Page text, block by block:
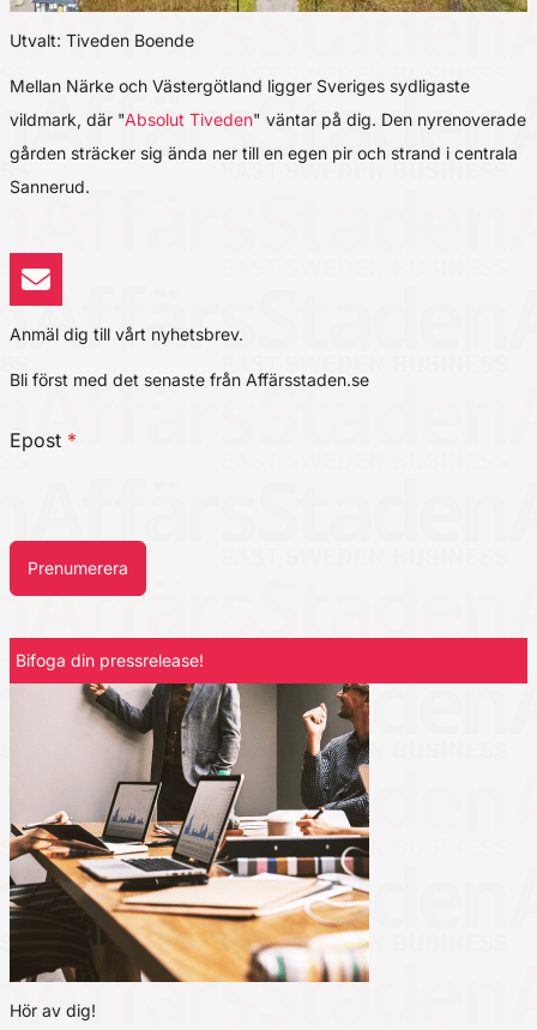
Utvalt: Tiveden Boende
Mellan Närke och Västergötland ligger Sveriges sydligaste
vildmark, där "Absolut Tiveden" väntar på dig. Den nyrenoverade
gården sträcker sig ända ner till en egen pir och strand i centrala
Sannerud.
Anmäl dig till vårt nyhetsbrev.
Bli först med det senaste från Affärsstaden.se
Epost *
Prenumerera
Bifoga din pressrelease!
Hör av dig!